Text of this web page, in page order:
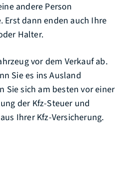
andere Person
Erst dann enden auch Ihre
Halter.
vor dem Verkauf ab.
Sie es ins Ausland
Sie sich am besten vor einer
der Kfz-Steuer und
Ihrer Kfz-Versicherung.